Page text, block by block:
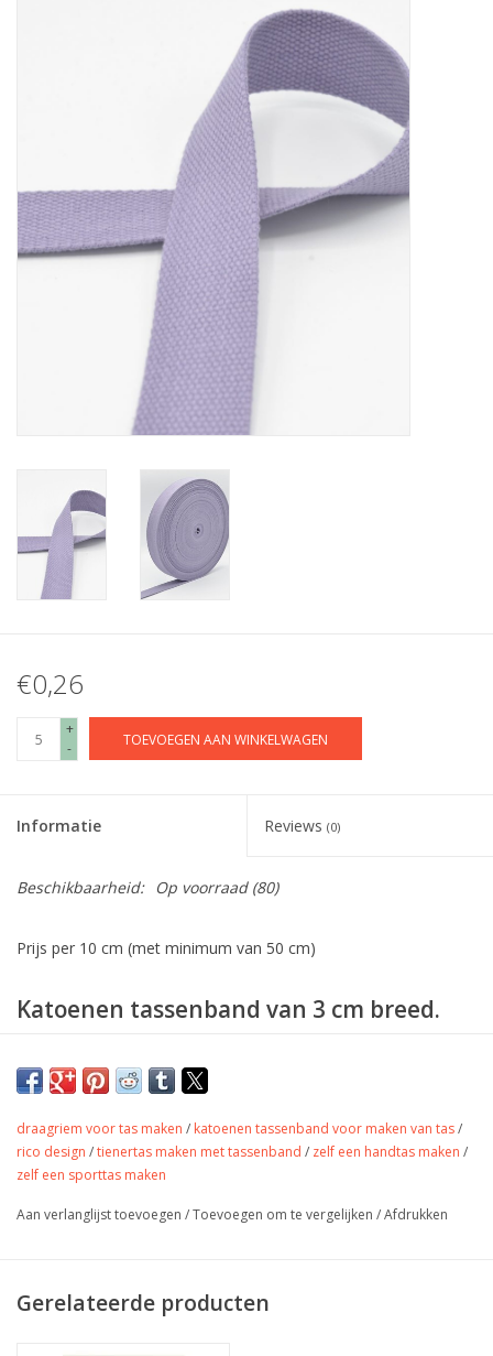
€0,26
+
-
TOEVOEGEN AAN WINKELWAGEN
Informatie Reviews (0)
Beschikbaarheid: Op voorraad(80)
Prijs per 10 cm (met minimum van 50 cm)
Katoenen tassenband van 3 cm breed.
Kleur
Lilac
Samenstelling 100% katoen
Gewicht
-
Toepassing
Tassen, riem, gordel,…
Label
-
draagriem voor tas maken / katoenen tassenband voor maken van tas/
rico design /tienertas maken met tassenband / zelf een handtas maken /
zelf een sporttas maken
Aan verlanglijst toevoegen /Toevoegen om te vergelijken /Afdrukken
Gerelateerde producten